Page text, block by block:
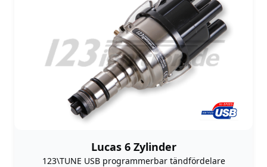
Lucas 6 Zylinder
123\TUNE USB programmerbar tändfördelare